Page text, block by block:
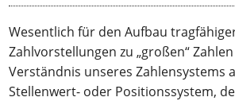
Wesentlich für den Aufbau
Zahlvorstellungen zu „großen“
Verständnis unseres Zahlensystems
Stellenwert- oder Positionssystem,